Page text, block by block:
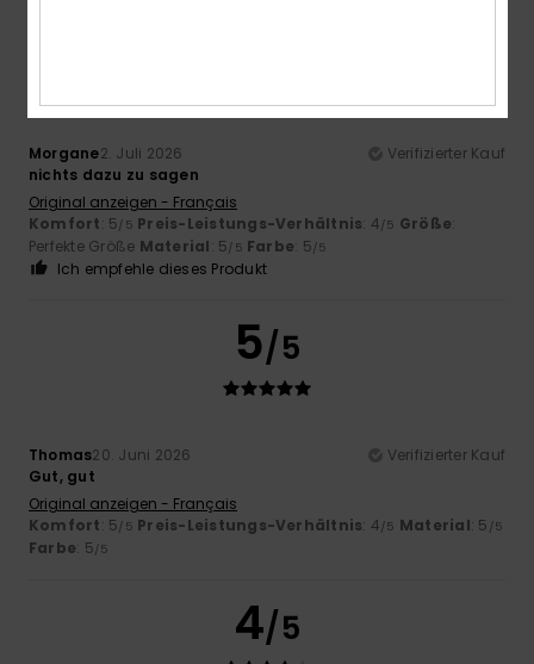
Morgane2. Juli 2026
Verifizierter Kauf
nichts dazu zu sagen
Original anzeigen - Français
Komfort: 5/5 Preis-Leistungs-Verhältnis: 4/5 Größe:
Perfekte Größe Material: 5/5 Farbe: 5/5
Ich empfehle dieses Produkt
5/5
Thomas20. Juni 2026
Verifizierter Kauf
Gut, gut
Original anzeigen - Français
Komfort: 5/5 Preis-Leistungs-Verhältnis: 4/5 Material: 5 /5
Farbe: 5/5
4/5